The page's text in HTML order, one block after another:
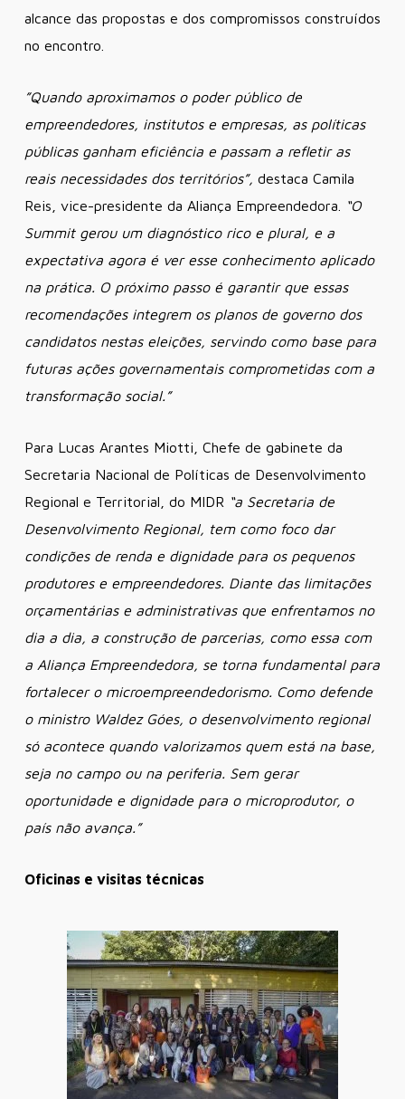
alcance das propostas e dos compromissos construídos
no encontro.
​”Quando aproximamos o poder público de
empreendedores, institutos e empresas, as políticas
públicas ganham eficiência e passam a refletir as
reais necessidades dos territórios”, destaca Camila
Reis, vice-presidente da Aliança Empreendedora.
“O
Summit gerou um diagnóstico rico e plural, e a
expectativa agora é ver esse conhecimento aplicado
na prática. O próximo passo é garantir que essas
recomendações integrem os planos de governo dos
candidatos nestas eleições, servindo como base para
futuras ações governamentais comprometidas com a
transformação social.”
Para Lucas Arantes Miotti, Chefe de gabinete da
Secretaria Nacional de Políticas de Desenvolvimento
Regional e Territorial, do MIDR “a Secretaria de
Desenvolvimento Regional, tem como foco dar
condições de renda e dignidade para os pequenos
produtores e empreendedores. Diante das limitações
orçamentárias e administrativas que enfrentamos no
dia a dia, a construção de parcerias, como essa com
a Aliança Empreendedora, se torna fundamental para
fortalecer o microempreendedorismo. Como defende
o ministro Waldez Góes, o desenvolvimento regional
só acontece quando valorizamos quem está na base,
seja no campo ou na periferia. Sem gerar
oportunidade e dignidade para o microprodutor, o
país não avança.”
Oficinas e visitas técnicas